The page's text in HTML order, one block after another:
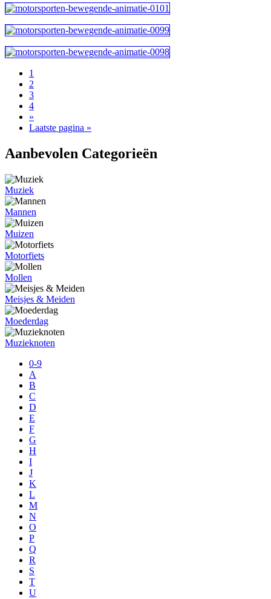
1
2
3
4
»
Laatste pagina »
Aanbevolen Categorieën
Muziek
Mannen
Muizen
Motorfiets
Mollen
Meisjes & Meiden
Moederdag
Muzieknoten
0-9
A
B
C
D
E
F
G
H
I
J
K
L
M
N
O
P
Q
R
S
T
U